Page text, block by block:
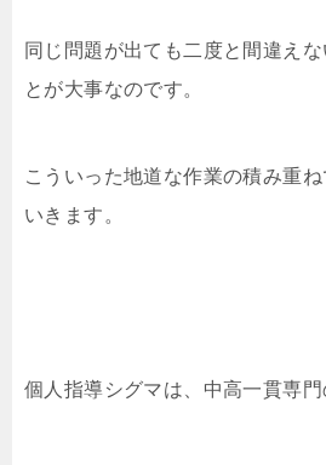
同じ問題が出ても二度と間違え
とが大事なのです。
こういった地道な作業の積み重
いきます。
個人指導シグマは、中高一貫専